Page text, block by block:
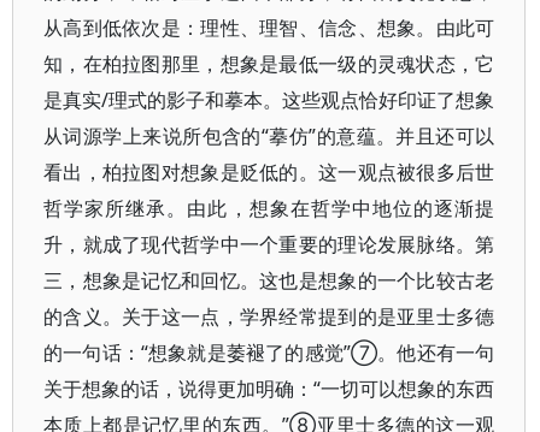
从高到低依次是：理性、理智、信念、想象。由此可
知，在柏拉图那里，想象是最低一级的灵魂状态，它
是真实/理式的影子和摹本。这些观点恰好印证了想象
从词源学上来说所包含的“摹仿”的意蕴。并且还可以
看出，柏拉图对想象是贬低的。这一观点被很多后世
哲学家所继承。由此，想象在哲学中地位的逐渐提
升，就成了现代哲学中一个重要的理论发展脉络。第
三，想象是记忆和回忆。这也是想象的一个比较古老
的含义。关于这一点，学界经常提到的是亚里士多德
的一句话：“想象就是萎褪了的感觉”⑦。他还有一句
关于想象的话，说得更加明确：“一切可以想象的东西
本质上都是记忆里的东西。”⑧亚里士多德的这一观